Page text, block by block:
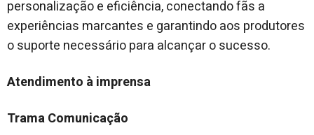
personalização e eficiência, conectando fãs a
experiências marcantes e garantindo aos produtores
o suporte necessário para alcançar o sucesso.
Atendimento à imprensa
Trama Comunicação